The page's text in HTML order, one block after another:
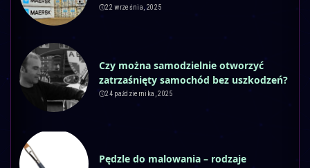
22 września, 2025
Czy można samodzielnie otworzyć
zatrzaśnięty samochód bez uszkodzeń?
24 października, 2025
Pędzle do malowania – rodzaje